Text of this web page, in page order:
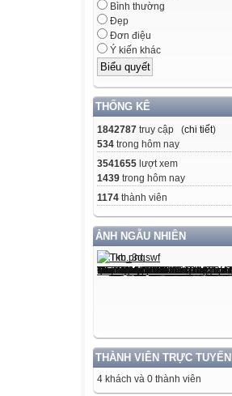
Bình thường
Đẹp
Đơn điệu
Ý kiến khác
THỐNG KÊ
1842787 truy cập (chi tiết)
534 trong hôm nay
3541655 lượt xem
1439 trong hôm nay
1174 thành viên
ẢNH NGẪU NHIÊN
THÀNH VIÊN TRỰC TUYẾN
4 khách và 0 thành viên